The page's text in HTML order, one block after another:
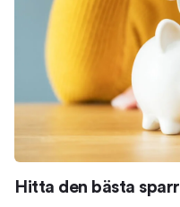
Så öppnar du ett
Bra saker att tänka
Kan du vara utan
Vill du att dina
Är mina pengar
Statliga
Banker,
Högräntekonton
Hitta den bästa